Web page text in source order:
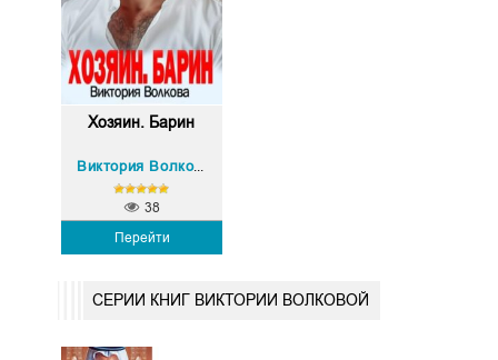
Хозяин. Барин
Виктория Волкова
Перейти
38
СЕРИИ КНИГ ВИКТОРИИ ВОЛКОВОЙ